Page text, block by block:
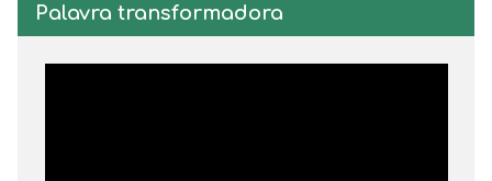
Palavra transformadora